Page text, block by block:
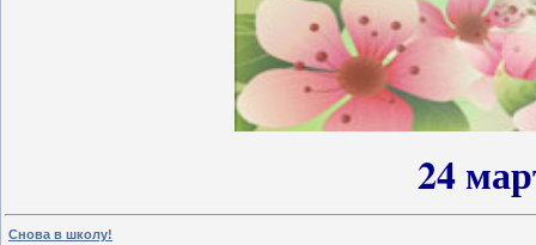
24
Снова в школу!